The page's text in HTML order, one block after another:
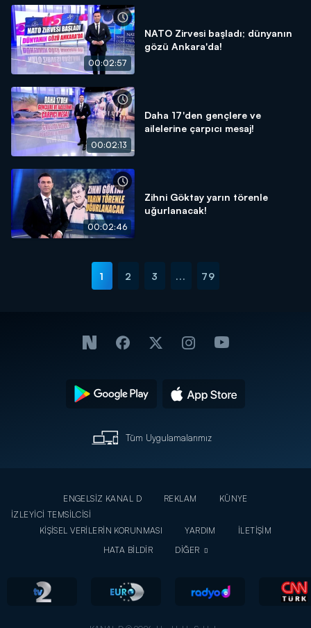
00:02:57
NATO Zirvesi başladı; dünyanın
gözü Ankara'da!
00:02:13
Daha 17'den gençlere ve
ailelerine çarpıcı mesaj!
00:02:46
Zihni Göktay yarın törenle
uğurlanacak!
1 2 3 ... 79
Tüm Uygulamalarımız
ENGELSİZ KANAL D REKLAM
KÜNYE
İZLEYİCİ TEMSİLCİSİ
KİŞİSEL VERİLERİN KORUNMASI
YARDIM
İLETİŞİM
HATA BİLDİR
DİĞER